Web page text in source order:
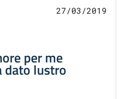
27/03/2019
per me
dato lustro